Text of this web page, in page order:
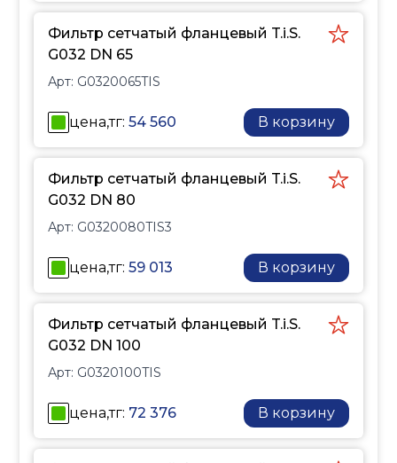
Фильтр сетчатый фланцевый T.i.S.
G032 DN 65
Арт: G0320065TIS
цена,тг:54 560 В корзину
Фильтр сетчатый фланцевый T.i.S.
G032 DN 80
Арт: G0320080TIS3
цена,тг:59 013 В корзину
Фильтр сетчатый фланцевый T.i.S.
G032 DN 100
Арт: G0320100TIS
цена,тг: 72 376 В корзину